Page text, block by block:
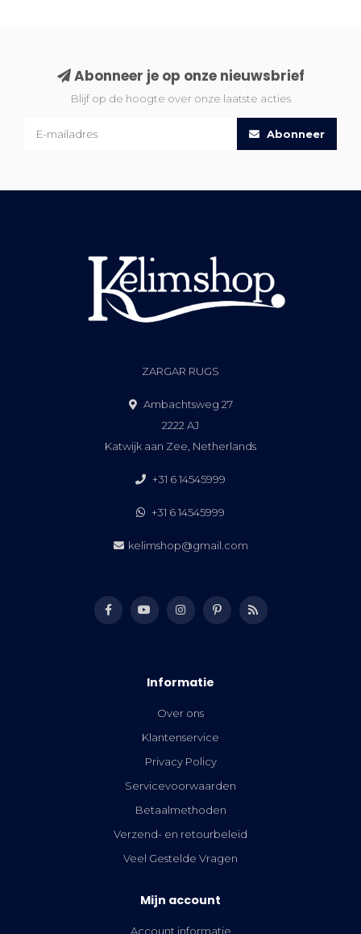
Abonneer je op onze nieuwsbrief
Blijf op de hoogte over onze laatste acties
Abonneer
ZARGAR RUGS
Ambachtsweg 27
2222 AJ
Katwijk aan Zee, Netherlands
+31 6 14545999
+31 6 14545999
kelimshop@gmail.com
Informatie
Over ons
Klantenservice
Privacy Policy
Servicevoorwaarden
Betaalmethoden
Verzend- en retourbeleid
Veel Gestelde Vragen
Mijn account
Account informatie